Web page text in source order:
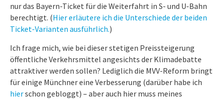
nur das Bayern-Ticket für die Weiterfahrt in S- und U-Bahn
berechtigt. (Hier erläutere ich die Unterschiede der beiden
Ticket-Varianten ausführlich.)
Ich frage mich, wie bei dieser stetigen Preissteigerung
öffentliche Verkehrsmittel angesichts der Klimadebatte
attraktiver werden sollen? Lediglich die MVV-Reform bringt
für einige Münchner eine Verbesserung (darüber habe ich
hierschon gebloggt) – aber auch hier muss meines